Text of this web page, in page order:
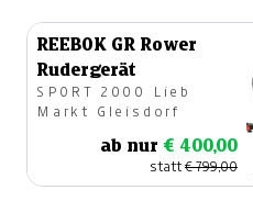
REEBOK GR Rower
Rudergerät
SPORT 2000 Lieb
Markt Gleisdorf
ab nur € 400,00
statt€ 799,00